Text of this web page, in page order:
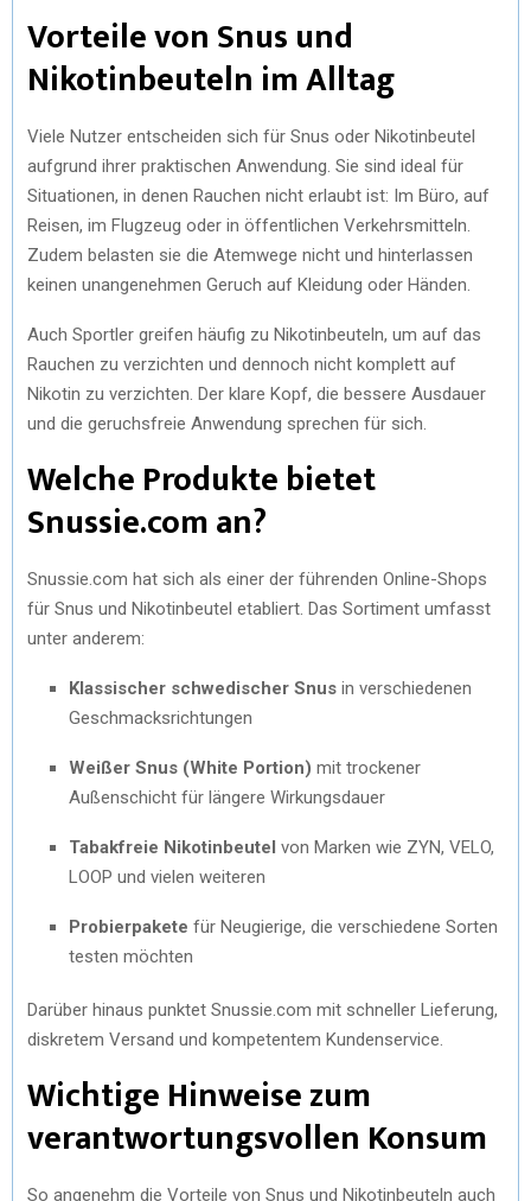
Vorteile von Snus und
Nikotinbeuteln im Alltag
Viele Nutzer entscheiden sich für Snus oder Nikotinbeutel
aufgrund ihrer praktischen Anwendung. Sie sind ideal für
Situationen, in denen Rauchen nicht erlaubt ist: Im Büro, auf
Reisen, im Flugzeug oder in öffentlichen Verkehrsmitteln.
Zudem belasten sie die Atemwege nicht und hinterlassen
keinen unangenehmen Geruch auf Kleidung oder Händen.
Auch Sportler greifen häufig zu Nikotinbeuteln, um auf das
Rauchen zu verzichten und dennoch nicht komplett auf
Nikotin zu verzichten. Der klare Kopf, die bessere Ausdauer
und die geruchsfreie Anwendung sprechen für sich.
Welche Produkte bietet
Snussie.com an?
Snussie.com hat sich als einer der führenden Online-Shops
für Snus und Nikotinbeutel etabliert. Das Sortiment umfasst
unter anderem:
Klassischer schwedischer Snus in verschiedenen
Geschmacksrichtungen
Weißer Snus (White Portion) mit trockener
Außenschicht für längere Wirkungsdauer
Tabakfreie Nikotinbeutel von Marken wie ZYN, VELO,
LOOP und vielen weiteren
Probierpakete für Neugierige, die verschiedene Sorten
testen möchten
Darüber hinaus punktet Snussie.com mit schneller Lieferung,
diskretem Versand und kompetentem Kundenservice.
Wichtige Hinweise zum
verantwortungsvollen Konsum
So angenehm die Vorteile von Snus und Nikotinbeuteln auch